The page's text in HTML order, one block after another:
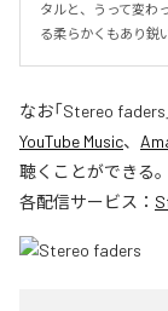
タルと、うって変わ
る柔らかくもあり鋭
なお「Stereo faders
YouTube Music、
聴くことができる。
各配信サービス：